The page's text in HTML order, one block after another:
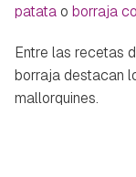
patatao borraja
Entre las recetas
borraja destacan
mallorquines.